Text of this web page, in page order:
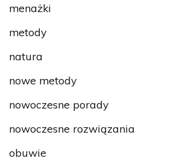
menażki
metody
natura
nowe metody
nowoczesne porady
nowoczesne rozwiązania
obuwie